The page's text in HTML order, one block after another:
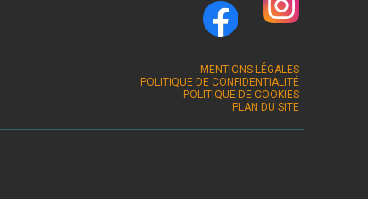
MENTIONS LÉGALES
POLITIQUE DE CONFIDENTIALITÉ
POLITIQUE DE COOKIES
PLAN DU SITE